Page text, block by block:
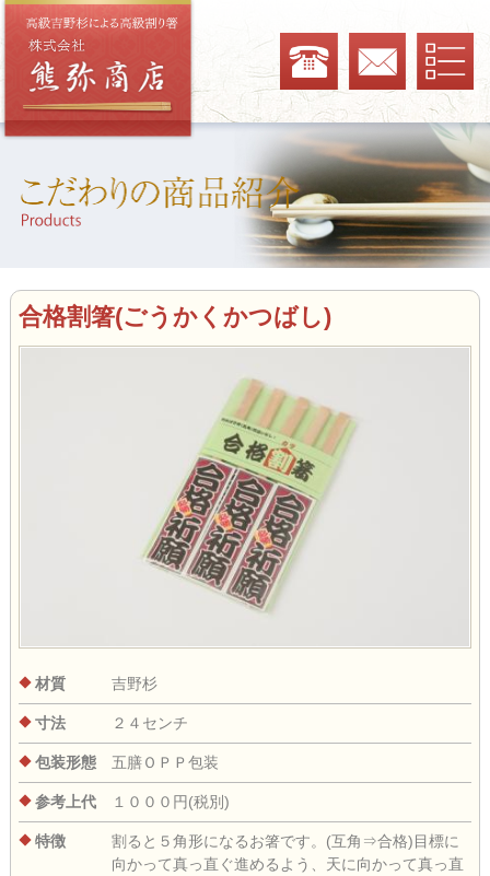
合格割箸(ごうかくかつばし)
材質 吉野杉
寸法 ２４センチ
包装形態 五膳ＯＰＰ包装
参考上代 １０００円(税別)
特徴
割ると５角形になるお箸です。(互角⇒合格)目標に
向かって真っ直ぐ進めるよう、天に向かって真っ直